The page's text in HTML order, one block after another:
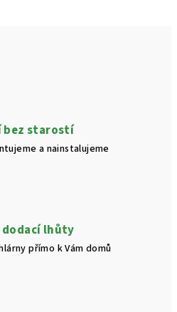
bez starostí
a nainstalujeme
lhůty
přímo k Vám domů